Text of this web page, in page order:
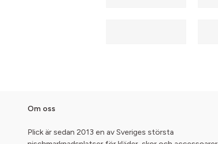
Om oss
Plick är sedan 2013 en av Sveriges största